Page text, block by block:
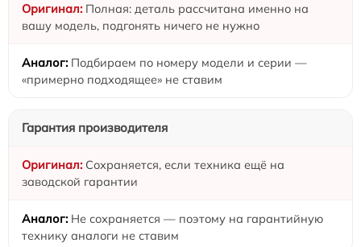
Полная: деталь рассчитана именно на
вашу модель, подгонять ничего не нужно
Подбираем по номеру модели и серии —
«примерно подходящее» не ставим
Гарантия производителя
Сохраняется, если техника ещё на
заводской гарантии
Не сохраняется — поэтому на гарантийную
технику аналоги не ставим